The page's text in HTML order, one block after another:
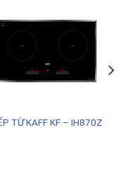
TỪ KAFF KF – IH870Z